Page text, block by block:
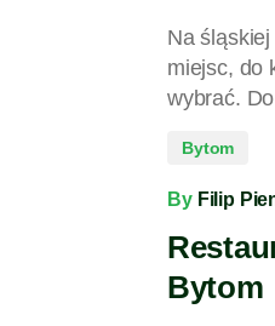
Na
miejsc, do
wybrać.
Bytom
By Filip
Bytom